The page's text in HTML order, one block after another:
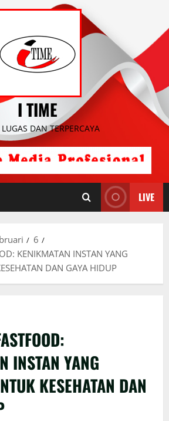
I TIME
LUGAS DAN TERPERCAYA
LIVE
6
KENIKMATAN INSTAN YANG
DAN GAYA HIDUP
INSTAN YANG
KESEHATAN DAN